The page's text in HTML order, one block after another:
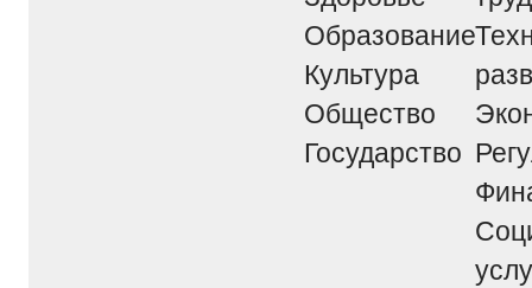
Образование
Культура
Общество
Государство